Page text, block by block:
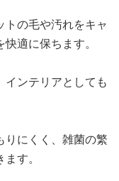
の毛や汚れをキャ
適に保ちます。
インテリアとしても
りにくく、雑菌の繁
す。